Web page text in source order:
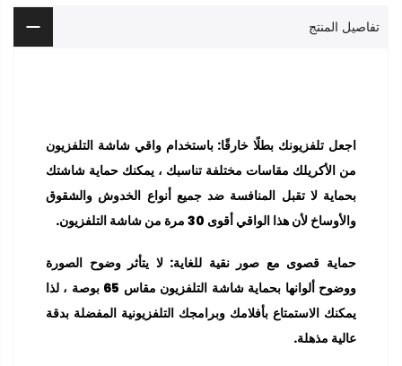
تفاصيل المنتج
اجعل تلفزيونك بطلًا خارقًا: باستخدام واقي شاشة التلفزيون
من الأكريلك مقاسات مختلفة تناسبك ، يمكنك حماية شاشتك
بحماية لا تقبل المنافسة ضد جميع أنواع الخدوش والشقوق
والأوساخ لأن هذا الواقي أقوى 30 مرة من شاشة التلفزيون.
حماية قصوى مع صور نقية للغاية: لا يتأثر وضوح الصورة
ووضوح ألوانها بحماية شاشة التلفزيون مقاس 65 بوصة ، لذا
يمكنك الاستمتاع بأفلامك وبرامجك التلفزيونية المفضلة بدقة
عالية مذهلة.